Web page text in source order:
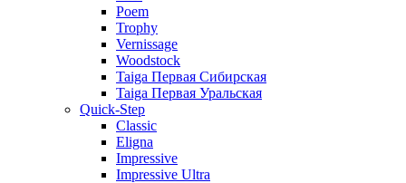
Poem
Trophy
Vernissage
Woodstock
Taiga Первая Сибирская
Taiga Первая Уральская
Quick-Step
Classic
Eligna
Impressive
Impressive Ultra